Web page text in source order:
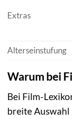
Extras
Alterseinstufung
Warum bei
Bei Film-
breite Auswahl